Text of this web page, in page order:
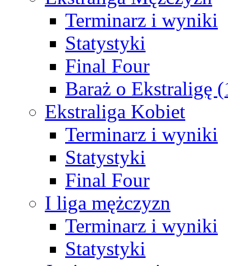
Terminarz i wyniki
Statystyki
Final Four
Baraż o Ekstraligę
Ekstraliga Kobiet
Terminarz i wyniki
Statystyki
Final Four
I liga mężczyzn
Terminarz i wyniki
Statystyki